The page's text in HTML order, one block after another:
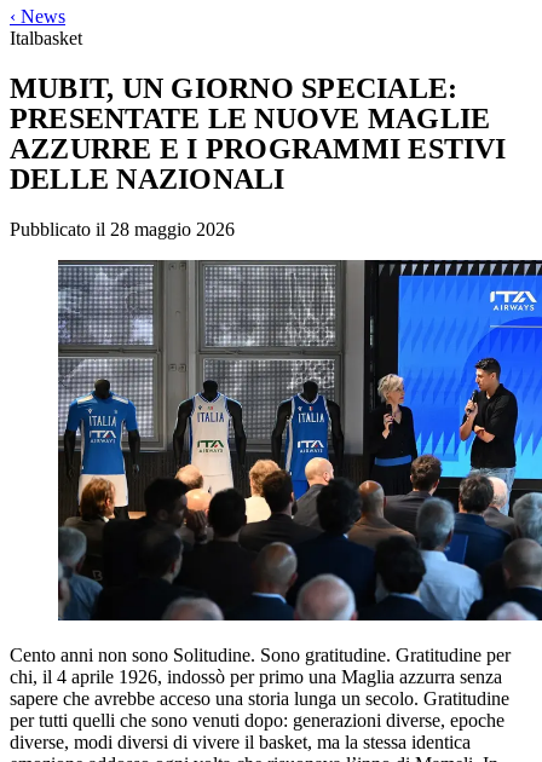
‹ News
Italbasket
MUBIT, UN GIORNO SPECIALE:
PRESENTATE LE NUOVE MAGLIE
AZZURRE E I PROGRAMMI ESTIVI
DELLE NAZIONALI
Pubblicato il 28 maggio 2026
Cento anni non sono Solitudine. Sono gratitudine. Gratitudine per
chi, il 4 aprile 1926, indossò per primo una Maglia azzurra senza
sapere che avrebbe acceso una storia lunga un secolo. Gratitudine
per tutti quelli che sono venuti dopo: generazioni diverse, epoche
diverse, modi diversi di vivere il basket, ma la stessa identica